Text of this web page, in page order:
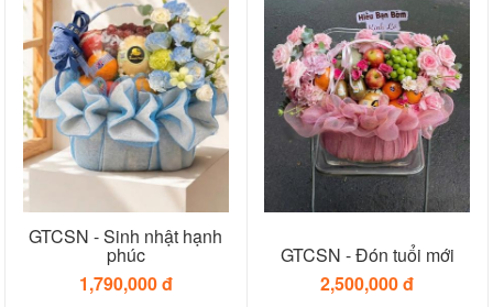
GTCSN - Sinh nhật hạnh
phúc
1,790,000 đ
GTCSN - Đón tuổi mới
2,500,000 đ